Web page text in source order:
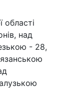
області
над
- 28,